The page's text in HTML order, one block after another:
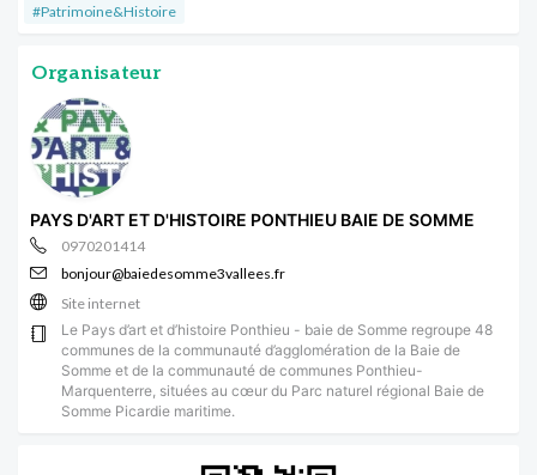
#Patrimoine&Histoire
Organisateur
PAYS D'ART ET D'HISTOIRE PONTHIEU BAIE DE SOMME
0970201414
bonjour@baiedesomme3vallees.fr
Site internet
Le Pays d’art et d’histoire Ponthieu - baie de Somme regroupe 48
communes de la communauté d’agglomération de la Baie de
Somme et de la communauté de communes Ponthieu-
Marquenterre, situées au cœur du Parc naturel régional Baie de
Somme Picardie maritime.